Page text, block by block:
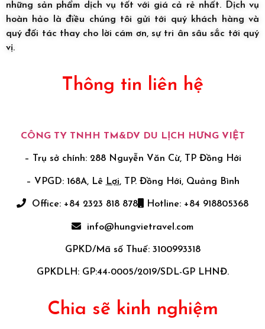
những sản phẩm dịch vụ tốt với giá cả rẻ nhất. Dịch vụ
hoàn hảo là điều chúng tôi gửi tới quý khách hàng và
quý đối tác thay cho lời cám ơn, sự tri ân sâu sắc tới quý
vị.
Thông tin liên hệ
CÔNG TY TNHH TM&DV DU LỊCH HƯNG VIỆT
– Trụ sở chính: 288 Nguyễn Văn Cừ, TP Đồng Hới
– VPGD: 168A, Lê Lợi, TP. Đồng Hới, Quảng Bình
Office: +84 2323 818 878 Hotline: +84 918805368
info@hungvietravel.com
GPKD/Mã số Thuế: 3100993318
GPKDLH: GP:44-0005/2019/SDL-GP LHNĐ.
Chia sẽ kinh nghiệm